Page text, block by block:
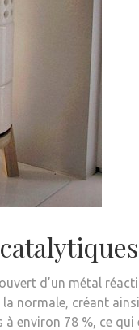
d’un métal
normale, créant
environ 78 %, ce